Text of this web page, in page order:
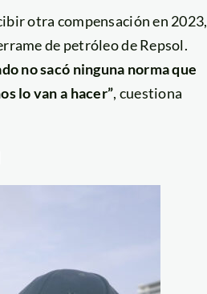
otra compensación en 2023,
de petróleo de Repsol.
no sacó ninguna norma que
lo van a hacer”, cuestiona